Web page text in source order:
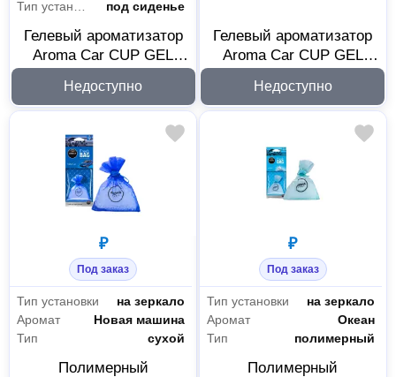
под сиденье
Гелевый ароматизатор
Aroma Car CUP GEL
Недоступно
Гелевый ароматизатор
Aroma Car CUP GEL
Недоступно
₽
Под заказ
Тип установки
на зеркало
Аромат
Новая машина
Тип
сухой
Полимерный
₽
Под заказ
Тип установки
на зеркало
Аромат
Океан
Тип
полимерный
Полимерный